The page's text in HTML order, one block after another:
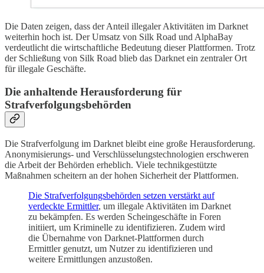
Die Daten zeigen, dass der Anteil illegaler Aktivitäten im Darknet
weiterhin hoch ist. Der Umsatz von Silk Road und AlphaBay
verdeutlicht die wirtschaftliche Bedeutung dieser Plattformen. Trotz
der Schließung von Silk Road blieb das Darknet ein zentraler Ort
für illegale Geschäfte.
Die anhaltende Herausforderung für
Strafverfolgungsbehörden
Die Strafverfolgung im Darknet bleibt eine große Herausforderung.
Anonymisierungs- und Verschlüsselungstechnologien erschweren
die Arbeit der Behörden erheblich. Viele technikgestützte
Maßnahmen scheitern an der hohen Sicherheit der Plattformen.
Die Strafverfolgungsbehörden setzen verstärkt auf
verdeckte Ermittler, um illegale Aktivitäten im Darknet
zu bekämpfen. Es werden Scheingeschäfte in Foren
initiiert, um Kriminelle zu identifizieren. Zudem wird
die Übernahme von Darknet-Plattformen durch
Ermittler genutzt, um Nutzer zu identifizieren und
weitere Ermittlungen anzustoßen.